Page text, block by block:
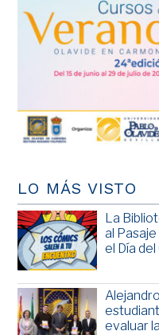
LO MÁS VISTO
La
al
el Día
evaluar